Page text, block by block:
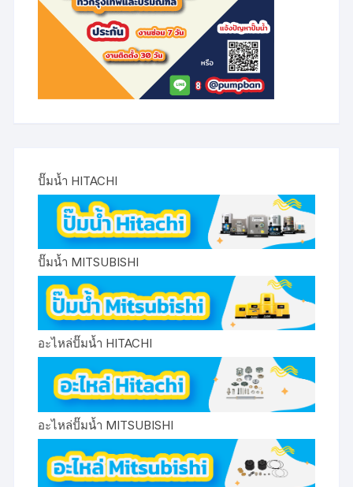
ปั๊มน้ำ HITACHI
ปั๊มน้ำ MITSUBISHI
อะไหล่ปั๊มน้ำ HITACHI
อะไหล่ปั๊มน้ำ MITSUBISHI